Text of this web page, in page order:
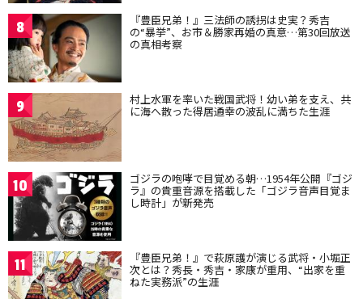
8 『豊臣兄弟！』三法師の誘拐は史実？秀吉
の“暴挙”、お市＆勝家再婚の真意…第30回放送
の真相考察
9 村上水軍を率いた戦国武将！幼い弟を支え、共
に海へ散った得居通幸の波乱に満ちた生涯
10 ゴジラの咆哮で目覚める朝…1954年公開『ゴジ
ラ』の貴重音源を搭載した「ゴジラ音声目覚ま
し時計」が新発売
11 『豊臣兄弟！』で萩原護が演じる武将・小堀正
次とは？秀長・秀吉・家康が重用、“出家を重
ねた実務派”の生涯